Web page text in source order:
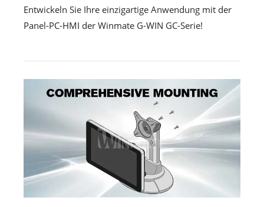
Entwickeln Sie Ihre einzigartige Anwendung mit der
Panel-PC-HMI der Winmate G-WIN GC-Serie!